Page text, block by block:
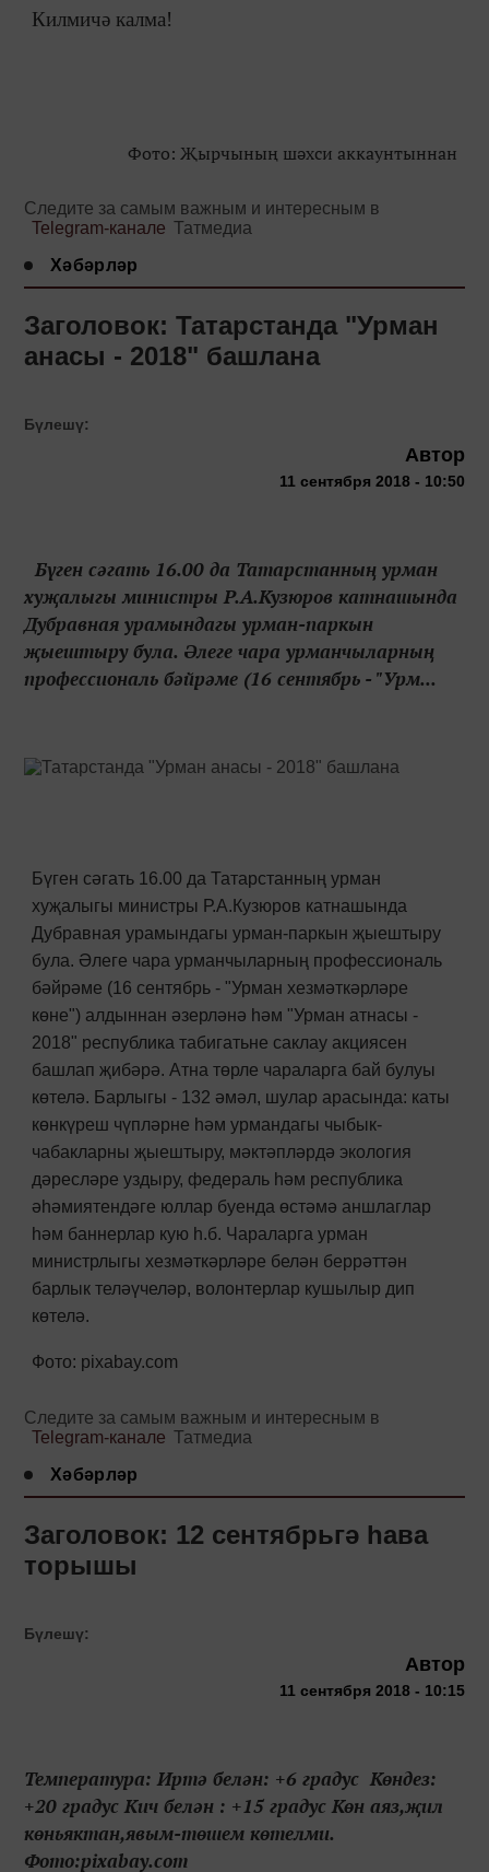
Килмичә калма!
Фото: Җырчының шәхси аккаунтыннан
Следите за самым важным и интересным в
Telegram-канале Татмедиа
Хәбәрләр
Заголовок: Татарстанда "Урман
анасы - 2018" башлана
Бүлешү:
Автор
11 сентября 2018 - 10:50
Бүген сәгать 16.00 да Татарстанның урман
хуҗалыгы министры Р.А.Кузюров катнашында
Дубравная урамындагы урман-паркын
җыештыру була. Әлеге чара урманчыларның
профессиональ бәйрәме (16 сентябрь - "Урм...
Бүген сәгать 16.00 да Татарстанның урман
хуҗалыгы министры Р.А.Кузюров катнашында
Дубравная урамындагы урман-паркын җыештыру
була. Әлеге чара урманчыларның профессиональ
бәйрәме (16 сентябрь - "Урман хезмәткәрләре
көне") алдыннан әзерләнә һәм "Урман атнасы -
2018" республика табигатьне саклау акциясен
башлап җибәрә. Атна төрле чараларга бай булуы
көтелә. Барлыгы - 132 әмәл, шулар арасында: каты
көнкүреш чүпләрне һәм урмандагы чыбык-
чабакларны җыештыру, мәктәпләрдә экология
дәресләре уздыру, федераль һәм республика
әһәмиятендәге юллар буенда өстәмә аншлаглар
һәм баннерлар кую һ.б. Чараларга урман
министрлыгы хезмәткәрләре белән беррәттән
барлык теләүчеләр, волонтерлар кушылыр дип
көтелә.
Фото: pixabay.com
Следите за самым важным и интересным в
Telegram-канале Татмедиа
Хәбәрләр
Заголовок: 12 сентябрьгә һава
торышы
Бүлешү:
Автор
11 сентября 2018 - 10:15
Температура: Иртә белән: +6 градус Көндез:
+20 градус Кич белән : +15 градус Көн аяз,җил
көньяктан,явым-төшем көтелми.
Фото:pixabay.com